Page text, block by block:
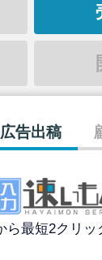
広告出稿
ら最短2クリッ